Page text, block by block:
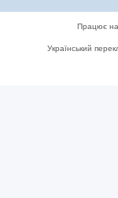
Працює на
Український